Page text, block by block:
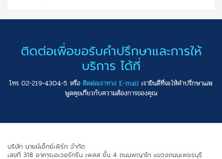
ติดต่อเพื่อขอรับคำปรึกษาและการให้
บริการ ได้ที่
โทร 02-219-4304-5 หรือ ติดต่อเราทาง E-mailเรายินดีที่จะให้คำปรึกษาและ
พูดคุยเกี่ยวกับความต้องการของคุณ
บริษัท นายน์เอ็กซ์เพิร์ท จำกัด
เลขที่ 318 อาคารเอเวอร์กรีน เพลส ชั้น 4 ถนนพญาไท แขวงถนนเพชรบุรี